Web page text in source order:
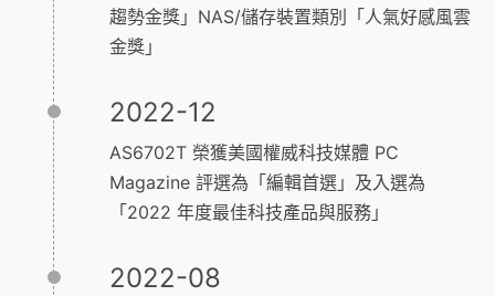
趨勢金獎」NAS/儲存裝置類別「人氣好感風雲
金獎」
2022-12
AS6702T 榮獲美國權威科技媒體 PC
Magazine 評選為「編輯首選」及入選為
「2022 年度最佳科技產品與服務」
2022-08